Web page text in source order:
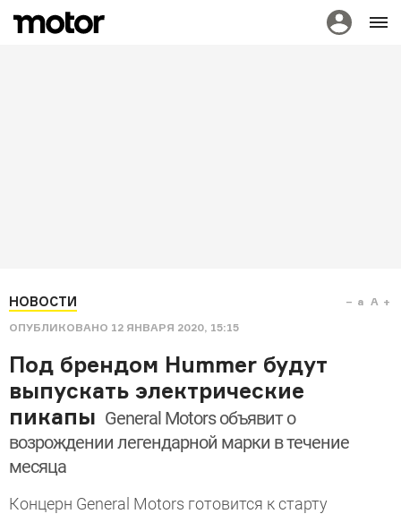
НОВОСТИ
ОПУБЛИКОВАНО 12 ЯНВАРЯ 2020, 15:15
a A
Под брендом Hummer будут
выпускать электрические
пикапы General Motors объявит о
возрождении легендарной марки в течение
месяца
Концерн General Motors готовится к старту